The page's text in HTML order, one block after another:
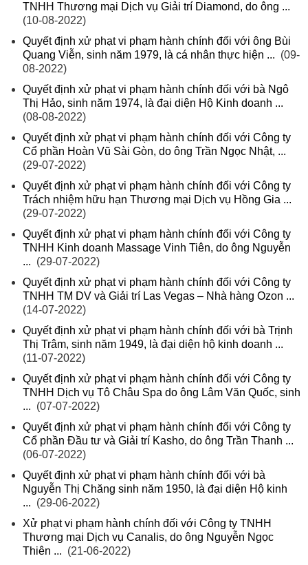
TNHH Thương mại Dịch vụ Giải trí Diamond, do ông ...
(10-08-2022)
Quyết định xử phạt vi phạm hành chính đối với ông Bùi
Quang Viễn, sinh năm 1979, là cá nhân thực hiện ... (09-
08-2022)
Quyết định xử phạt vi phạm hành chính đối với bà Ngô
Thị Hảo, sinh năm 1974, là đại diện Hộ Kinh doanh ...
(08-08-2022)
Quyết định xử phạt vi phạm hành chính đối với Công ty
Cổ phần Hoàn Vũ Sài Gòn, do ông Trần Ngọc Nhật, ...
(29-07-2022)
Quyết định xử phạt vi phạm hành chính đối với Công ty
Trách nhiệm hữu hạn Thương mại Dịch vụ Hồng Gia ...
(29-07-2022)
Quyết định xử phạt vi phạm hành chính đối với Công ty
TNHH Kinh doanh Massage Vinh Tiên, do ông Nguyễn
... (29-07-2022)
Quyết định xử phạt vi phạm hành chính đối với Công ty
TNHH TM DV và Giải trí Las Vegas – Nhà hàng Ozon ...
(14-07-2022)
Quyết định xử phạt vi phạm hành chính đối với bà Trịnh
Thị Trâm, sinh năm 1949, là đại diện hộ kinh doanh ...
(11-07-2022)
Quyết định xử phạt vi phạm hành chính đối với Công ty
TNHH Dịch vụ Tô Châu Spa do ông Lâm Văn Quốc, sinh
... (07-07-2022)
Quyết định xử phạt vi phạm hành chính đối với Công ty
Cổ phần Đầu tư và Giải trí Kasho, do ông Trần Thanh ...
(06-07-2022)
Quyết định xử phạt vi phạm hành chính đối với bà
Nguyễn Thị Chăng sinh năm 1950, là đại diện Hộ kinh
... (29-06-2022)
Xử phạt vi phạm hành chính đối với Công ty TNHH
Thương mại Dịch vụ Canalis, do ông Nguyễn Ngọc
Thiên ... (21-06-2022)